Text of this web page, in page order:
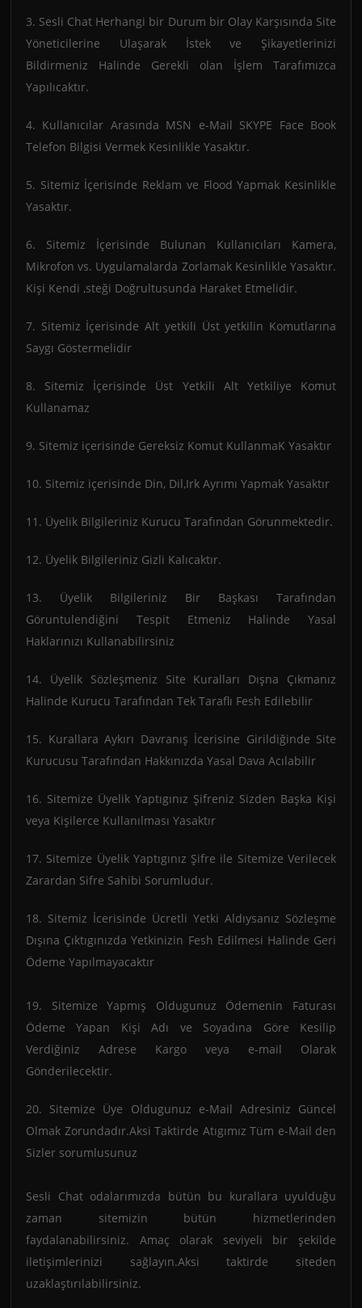
3. Sesli Chat Herhangi bir Durum bir Olay Karşısında Site
Yöneticilerine Ulaşarak İstek ve Şikayetlerinizi
Bildirmeniz Halinde Gerekli olan İşlem Tarafımızca
Yapılıcaktır.
4. Kullanıcılar Arasında MSN e-Mail SKYPE Face Book
Telefon Bilgisi Vermek Kesinlikle Yasaktır.
5. Sitemiz İçerisinde Reklam ve Flood Yapmak Kesinlikle
Yasaktır.
6. Sitemiz İçerisinde Bulunan Kullanıcıları Kamera,
Mikrofon vs. Uygulamalarda Zorlamak Kesinlikle Yasaktır.
Kişi Kendi ,steği Doğrultusunda Haraket Etmelidir.
7. Sitemiz İçerisinde Alt yetkili Üst yetkilin Komutlarına
Saygı Göstermelidir
8. Sitemiz İçerisinde Üst Yetkili Alt Yetkiliye Komut
Kullanamaz
9. Sitemiz içerisinde Gereksiz Komut KullanmaK Yasaktır
10. Sitemiz içerisinde Din, Dil,Irk Ayrımı Yapmak Yasaktır
11. Üyelik Bilgileriniz Kurucu Tarafından Görunmektedir.
12. Üyelik Bilgileriniz Gizli Kalıcaktır.
13. Üyelik Bilgileriniz Bir Başkası Tarafından
Göruntulendiğini Tespit Etmeniz Halinde Yasal
Haklarınızı Kullanabilirsiniz
14. Üyelik Sözleşmeniz Site Kuralları Dışna Çıkmanız
Halinde Kurucu Tarafından Tek Taraflı Fesh Edilebilir
15. Kurallara Aykırı Davranış İcerisine Girildiğinde Site
Kurucusu Tarafından Hakkınızda Yasal Dava Acılabilir
16. Sitemize Üyelik Yaptıgınız Şifreniz Sizden Başka Kişi
veya Kişilerce Kullanılması Yasaktır
17. Sitemize Üyelik Yaptıgınız Şifre ile Sitemize Verilecek
Zarardan Sifre Sahibi Sorumludur.
18. Sitemiz İcerisinde Ücretli Yetki Aldıysanız Sözleşme
Dışına Çıktıgınızda Yetkinizin Fesh Edilmesi Halinde Geri
Ödeme Yapılmayacaktır
19. Sitemize Yapmış Oldugunuz Ödemenin Faturası
Ödeme Yapan Kişi Adı ve Soyadına Göre Kesilip
Verdiğiniz Adrese Kargo veya e-mail Olarak
Gönderilecektir.
20. Sitemize Üye Oldugunuz e-Mail Adresiniz Güncel
Olmak Zorundadır.Aksi Taktirde Atıgımız Tüm e-Mail den
Sizler sorumlusunuz
Sesli Chat odalarımızda bütün bu kurallara uyulduğu
zaman sitemizin bütün hizmetlerinden
faydalanabilirsiniz. Amaç olarak seviyeli bir şekilde
iletişimlerinizi sağlayın.Aksi taktirde siteden
uzaklaştırılabilirsiniz.